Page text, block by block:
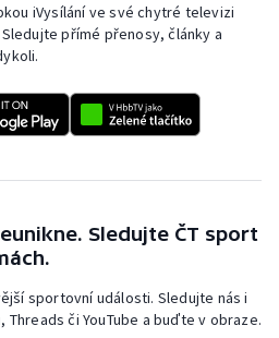
iVysílání ve své chytré televizi
přímé přenosy, články a
Sledujte ČT sport
sportovní události. Sledujte nás i
Threads či YouTube a buďte v obraze.